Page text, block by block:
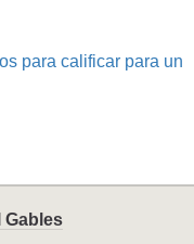
para calificar para un
Gables